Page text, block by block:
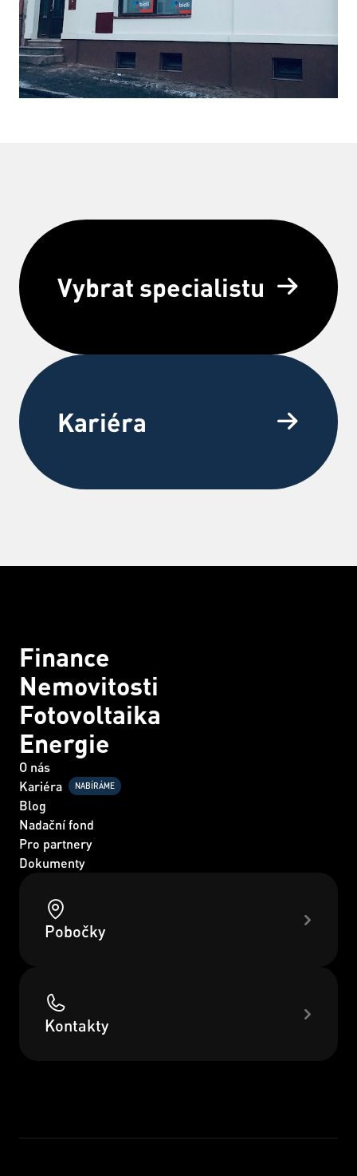
Vybrat specialistu
Kariéra
Finance
Nemovitosti
Fotovoltaika
Energie
O nás
Kariéra
NABÍRÁME
Blog
Nadační fond
Pro partnery
Dokumenty
Pobočky
Kontakty